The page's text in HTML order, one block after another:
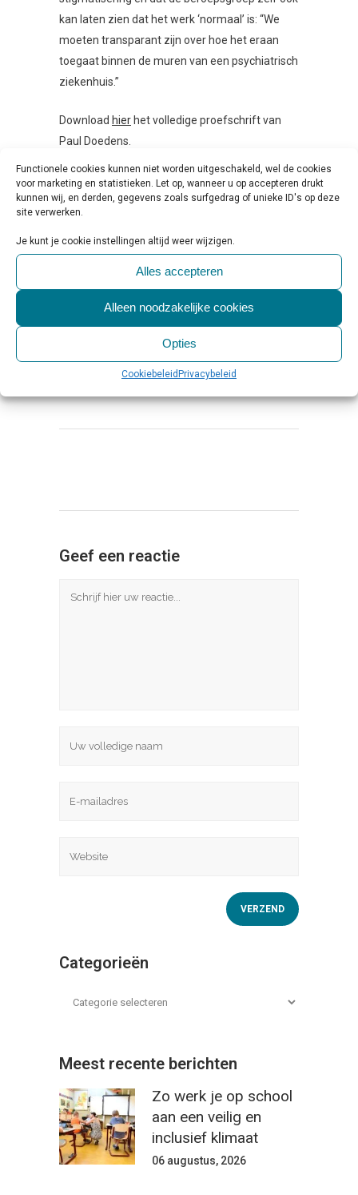
Functionele cookies kunnen niet worden uitgeschakeld, wel de cookies
voor marketing en statistieken. Let op, wanneer u op accepteren drukt
kunnen wij, en derden, gegevens zoals surfgedrag of unieke ID's op deze
site verwerken.
Je kunt je cookie instellingen altijd weer wijzigen.
Alles accepteren
Alleen noodzakelijke cookies
Opties
CookiebeleidPrivacybeleid
kan laten zien dat het werk ‘normaal’ is: “We
moeten transparant zijn over hoe het eraan
toegaat binnen de muren van een psychiatrisch
ziekenhuis.”
Download hier het volledige proefschrift van
Paul Doedens.
Tags:agressie,dwang,gedrag
handelen
medewerkers,onderzoek,openheid
patiënten,psychiatrie,veiligheid,
verpleegkundigen
Geef een reactie
Categorieën
Meest recente berichten
Zo werk je op school
aan een veilig en
inclusief klimaat
06 augustus, 2026